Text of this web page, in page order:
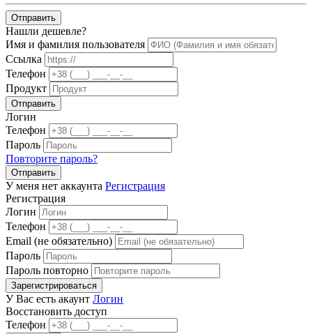
Отправить
Нашли дешевле?
Имя и фамилия пользователя
Ссылка
Телефон
Продукт
Отправить
Логин
Телефон
Пароль
Повторите пароль?
Отправить
У меня нет аккаунта Регистрация
Регистрация
Логин
Телефон
Email (не обязательно)
Пароль
Пароль повторно
Зарегистрироваться
У Вас есть акаунт Логин
Восстановить доступ
Телефон